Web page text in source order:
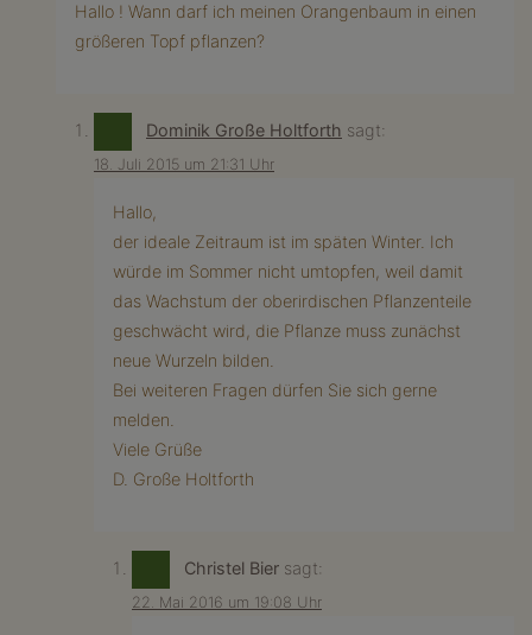
Hallo ! Wann darf ich meinen Orangenbaum in einen
größeren Topf pflanzen?
Dominik Große Holtforth sagt:
18. Juli 2015 um 21:31 Uhr
Hallo,
der ideale Zeitraum ist im späten Winter. Ich
würde im Sommer nicht umtopfen, weil damit
das Wachstum der oberirdischen Pflanzenteile
geschwächt wird, die Pflanze muss zunächst
neue Wurzeln bilden.
Bei weiteren Fragen dürfen Sie sich gerne
melden.
Viele Grüße
D. Große Holtforth
Christel Bier sagt:
22. Mai 2016 um 19:08 Uhr